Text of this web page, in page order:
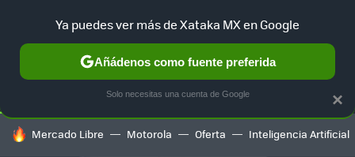
SELECCIÓN GAMING HOME AUTO TERRITORIO
HOY SE HABLA DE
Mercado Libre Motorola Oferta Inteligencia Artificial
×
Ya puedes ver más de Xataka MX en Google
Añádenos como fuente preferida
Solo necesitas una cuenta de Google